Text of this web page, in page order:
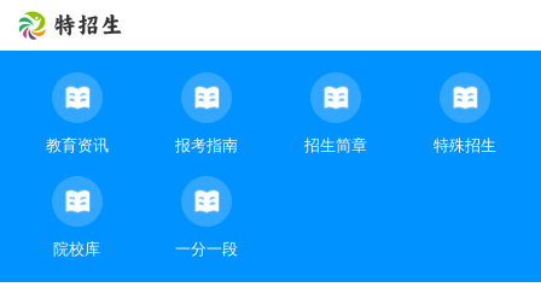
教育资讯 报考指南 招生简章 特殊招生
院校库 一分一段